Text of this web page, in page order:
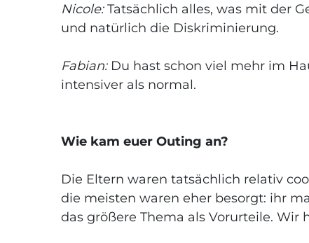
Nicole:Tatsächlich alles, was mit der
und natürlich die Diskriminierung.
Fabian:Du hast schon viel mehr im
intensiver als normal.
Wie kam euer Outing an?
Die Eltern waren tatsächlich relativ
die meisten waren eher besorgt: ihr
das größere Thema als Vorurteile. Wir